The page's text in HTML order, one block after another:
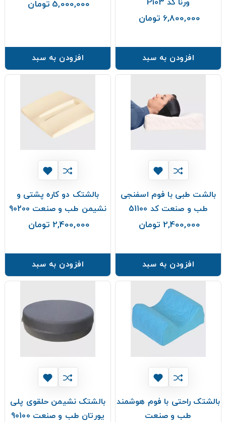
ورنا کد P103
6,800,000 تومان
افزودن به سبد
5,000,000 تومان
افزودن به سبد
بالشت طبی با فوم اسفنجی
طب و صنعت کد 51100
2,400,000 تومان
افزودن به سبد
بالشتک دو کاره پشتی و
نشیمن طب و صنعت 90200
2,400,000 تومان
افزودن به سبد
بالشتک راحتی با فوم هوشمند
طب و صنعت
بالشتک نشیمن حلقوی پلی
یورتان طب و صنعت 90100